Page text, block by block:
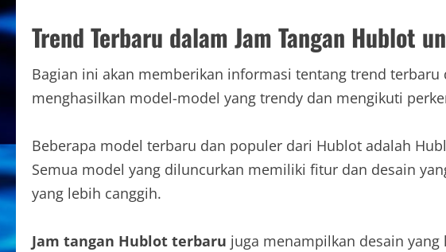
Trend Terbaru dalam Jam Tangan Hublot
Bagian ini akan memberikan informasi tentang trend
menghasilkan model-model yang trendy dan mengikuti
Beberapa model terbaru dan populer dari Hublot adalah
Semua model yang diluncurkan memiliki fitur dan desain
yang lebih canggih.
Jam tangan Hublot terbaru juga menampilkan desain